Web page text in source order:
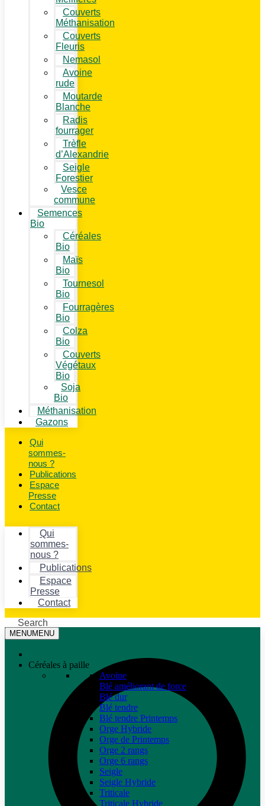
Couverts
Méthanisation
Couverts
Fleuris
Nemasol
Avoine
rude
Moutarde
Blanche
Radis
fourrager
Trèfle
d’Alexandrie
Seigle
Forestier
Vesce
commune
Semences
Bio
Céréales
Bio
Maïs
Bio
Tournesol
Bio
Fourragères
Bio
Colza
Bio
Couverts
Végétaux
Bio
Soja
Bio
Méthanisation
Gazons
Qui
sommes-
nous ?
Publications
Espace
Presse
Contact
Qui
sommes-
nous ?
Publications
Espace
Presse
Contact
Search
MENUMENU
Céréales à paille
Avoine
Blé améliorant de force
Blé dur
Blé tendre
Blé tendre Printemps
Orge Hybride
Orge de Printemps
Orge 2 rangs
Orge 6 rangs
Seigle
Seigle Hybride
Triticale
Triticale Hybride